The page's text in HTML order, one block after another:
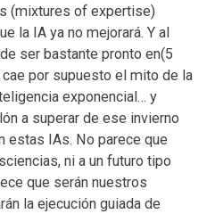
(mixtures of expertise)
la IA ya no mejorará. Y al
ser bastante pronto en(5
por supuesto el mito de la
exponencial… y
a superar de ese invierno
estas IAs. No parece que
ni a un futuro tipo
que serán nuestros
la ejecución guiada de